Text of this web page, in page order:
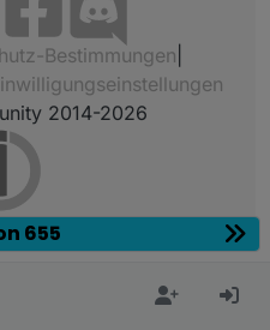
Bestimmungen
2014-2026
655